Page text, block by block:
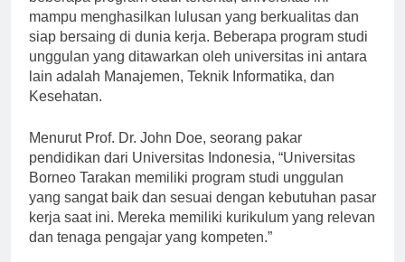
mampu menghasilkan lulusan yang berkualitas dan
siap bersaing di dunia kerja. Beberapa program studi
unggulan yang ditawarkan oleh universitas ini antara
lain adalah Manajemen, Teknik Informatika, dan
Kesehatan.
Menurut Prof. Dr. John Doe, seorang pakar
pendidikan dari Universitas Indonesia, “Universitas
Borneo Tarakan memiliki program studi unggulan
yang sangat baik dan sesuai dengan kebutuhan pasar
kerja saat ini. Mereka memiliki kurikulum yang relevan
dan tenaga pengajar yang kompeten.”